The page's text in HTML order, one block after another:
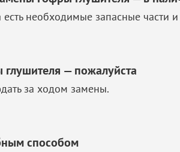
необходимые запасные части
— пожалуйста
за ходом замены.
способом